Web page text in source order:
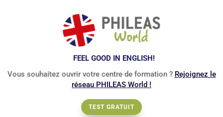
FEEL GOOD IN ENGLISH!
Vous souhaitez ouvrir votre centre de formation ? Rejoignez le
réseau PHILEAS World !
TEST GRATUIT